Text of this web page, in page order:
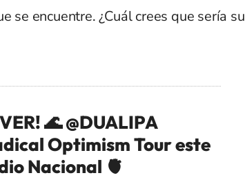
se encuentre. ¿Cuál crees que sería su
🌊@DUALIPA
Optimism Tour este
Nacional 🫀